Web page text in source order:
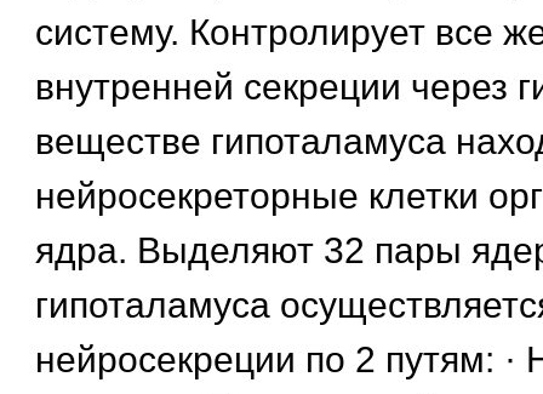
систему. Контролирует все
внутренней секреции через
веществе гипоталамуса
нейросекреторные клетки
ядра. Выделяют 32 пары
гипоталамуса
нейросекреции по 2 путям: